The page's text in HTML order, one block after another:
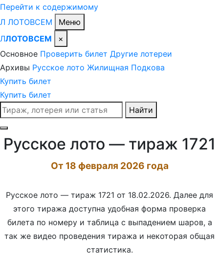
Перейти к содержимому
Л ЛОТОВСЕМ
Меню
ЛЛОТОВСЕМ
×
Основное Проверить билет Другие лотереи
Архивы Русское лото Жилищная Подкова
Купить билет
Купить билет
Поиск
сайту
Найти
Русское лото — тираж 1721
От 18 февраля 2026 года
Русское лото — тираж 1721 от 18.02.2026. Далее для
этого тиража доступна удобная форма проверка
билета по номеру и таблица с выпадением шаров, а
так же видео проведения тиража и некоторая общая
статистика.